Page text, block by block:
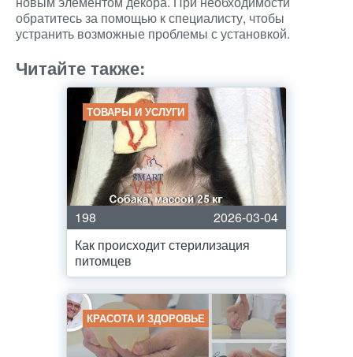
обратитесь за помощью к специалисту, чтобы
устранить возможные проблемы с установкой.
Читайте также:
ТОВАРЫ И УСЛУГИ
198
2026-03-04
Как происходит стерилизация
питомцев
КРАСОТА И ЗДОРОВЬЕ